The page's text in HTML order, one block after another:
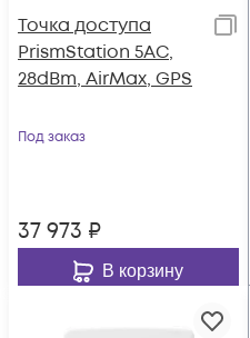
Точка доступа
PrismStation 5AC,
28dBm, AirMax, GPS
Под заказ
37 973 ₽
В корзину